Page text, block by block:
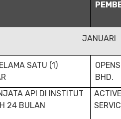
JANUARI
SATU (1)
BHD.
API DI INSTITUT
24 BULAN